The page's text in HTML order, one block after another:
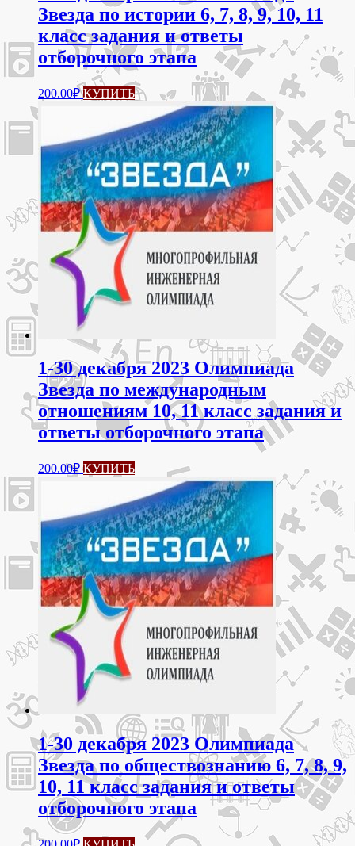
Звезда по истории 6, 7, 8, 9, 10, 11
класс задания и ответы
отборочного этапа
200.00₽ КУПИТЬ
1-30 декабря 2023 Олимпиада
Звезда по международным
отношениям 10, 11 класс задания и
ответы отборочного этапа
200.00₽ КУПИТЬ
1-30 декабря 2023 Олимпиада
Звезда по обществознанию 6, 7, 8, 9,
10, 11 класс задания и ответы
отборочного этапа